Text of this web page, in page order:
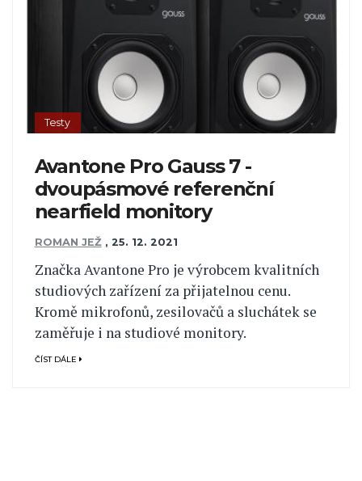
Testy
Avantone Pro Gauss 7 -
dvoupásmové referenční
nearfield monitory
ROMAN JEŽ , 25. 12. 2021
Značka Avantone Pro je výrobcem kvalitních
studiových zařízení za přijatelnou cenu.
Kromě mikrofonů, zesilovačů a sluchátek se
zaměřuje i na studiové monitory.
ČÍST DÁLE